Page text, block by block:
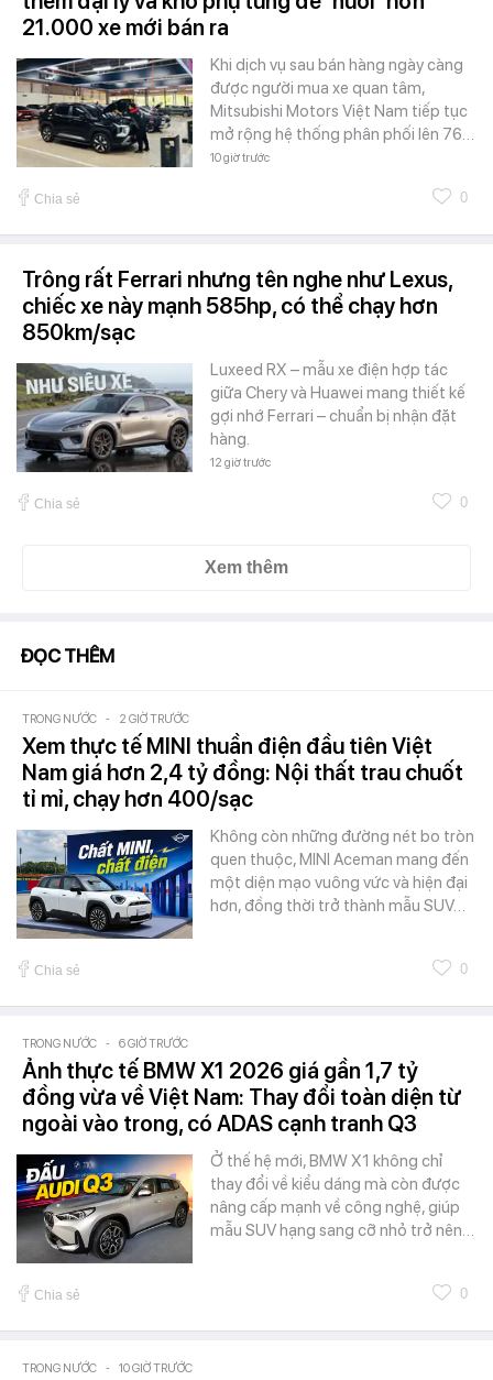
21.000 xe mới bán ra
Khi dịch vụ sau bán hàng ngày càng
được người mua xe quan tâm,
Mitsubishi Motors Việt Nam tiếp tục
mở rộng hệ thống phân phối lên 76…
10 giờ trước
Chia sẻ 0
Trông rất Ferrari nhưng tên nghe như Lexus,
chiếc xe này mạnh 585hp, có thể chạy hơn
850km/sạc
Luxeed RX – mẫu xe điện hợp tác
giữa Chery và Huawei mang thiết kế
gợi nhớ Ferrari – chuẩn bị nhận đặt
hàng.
12 giờ trước
Chia sẻ 0
Xem thêm
ĐỌC THÊM
TRONG NƯỚC - 2 GIỜ TRƯỚC
Xem thực tế MINI thuần điện đầu tiên Việt
Nam giá hơn 2,4 tỷ đồng: Nội thất trau chuốt
tỉ mỉ, chạy hơn 400/sạc
Không còn những đường nét bo tròn
quen thuộc, MINI Aceman mang đến
một diện mạo vuông vức và hiện đại
hơn, đồng thời trở thành mẫu SUV…
Chia sẻ 0
TRONG NƯỚC - 6 GIỜ TRƯỚC
Ảnh thực tế BMW X1 2026 giá gần 1,7 tỷ
đồng vừa về Việt Nam: Thay đổi toàn diện từ
ngoài vào trong, có ADAS cạnh tranh Q3
Ở thế hệ mới, BMW X1 không chỉ
thay đổi về kiểu dáng mà còn được
nâng cấp mạnh về công nghệ, giúp
mẫu SUV hạng sang cỡ nhỏ trở nên…
Chia sẻ 0
TRONG NƯỚC - 10 GIỜ TRƯỚC